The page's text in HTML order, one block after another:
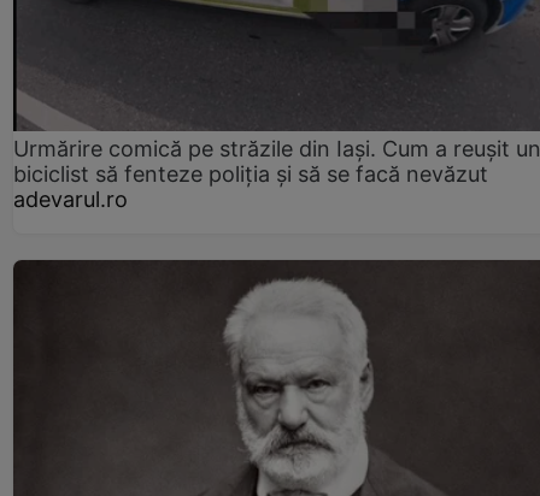
Urmărire comică pe străzile din Iași. Cum a reușit un
biciclist să fenteze poliția și să se facă nevăzut
adevarul.ro